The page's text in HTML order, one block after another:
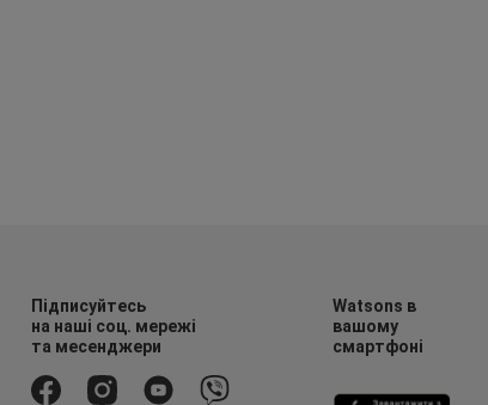
Підписуйтесь
на наші соц. мережі
та месенджери
Watsons в
вашому
смартфоні